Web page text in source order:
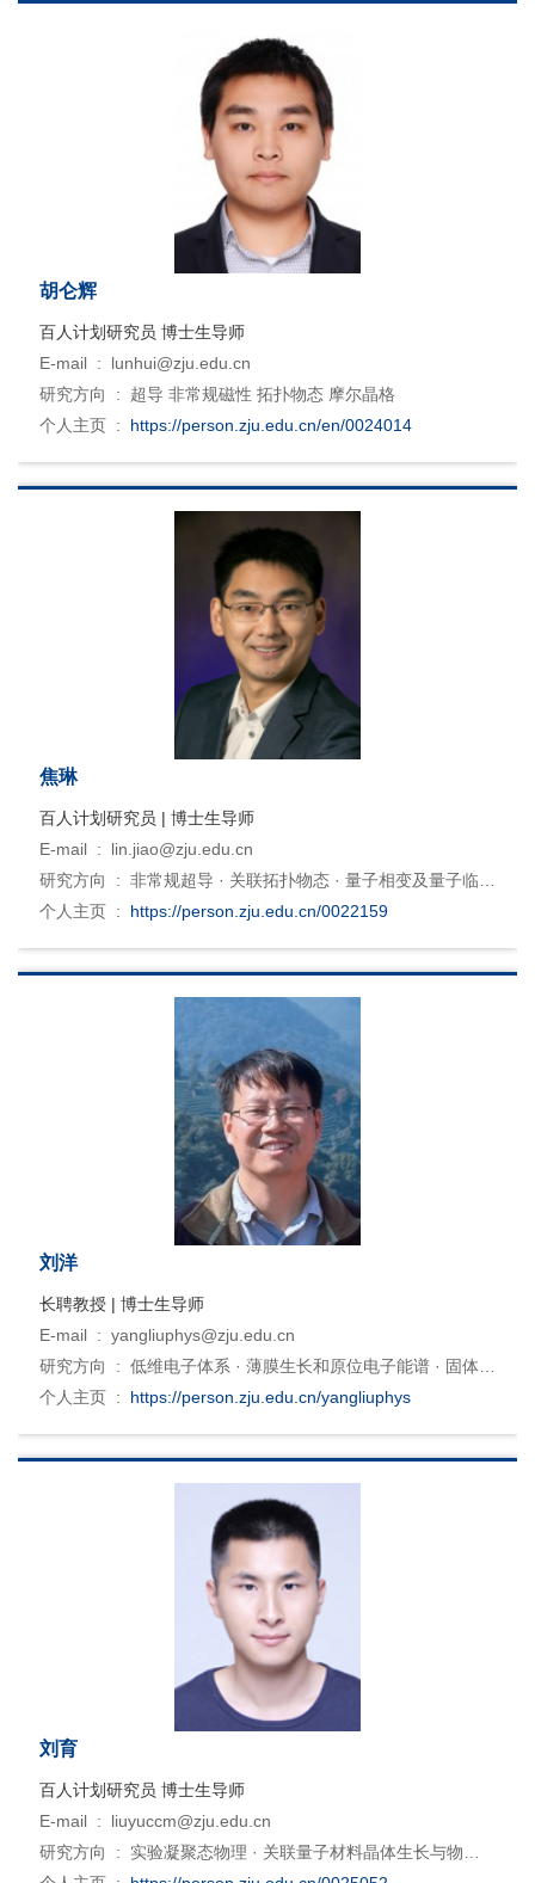
胡仑辉
百人计划研究员 博士生导师
lunhui@zju.edu.cn
研究方向 : 超导 非常规磁性 拓扑物态 摩尔晶格
个人主页 : https://person.zju.edu.cn/en/0024014
焦琳
百人计划研究员 | 博士生导师
lin.jiao@zju.edu.cn
研究方向 : 非常规超导 · 关联拓扑物态 · 量子相变及量子临界
· 扫描隧道显微镜
个人主页 : https://person.zju.edu.cn/0022159
刘洋
长聘教授 | 博士生导师
yangliuphys@zju.edu.cn
研究方向 : 低维电子体系 · 薄膜生长和原位电子能谱 · 固体电
子结构/关联效应 · 基于同步辐射的X射线散射研究
个人主页 : https://person.zju.edu.cn/yangliuphys
刘育
百人计划研究员 博士生导师
liuyuccm@zju.edu.cn
研究方向 : 实验凝聚态物理 · 关联量子材料晶体生长与物性